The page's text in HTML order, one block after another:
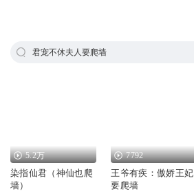
君宠不休夫人要爬墙
5.2万
染指仙君（神仙也爬
墙）
7792
王爷有疾：傲娇王妃
要爬墙